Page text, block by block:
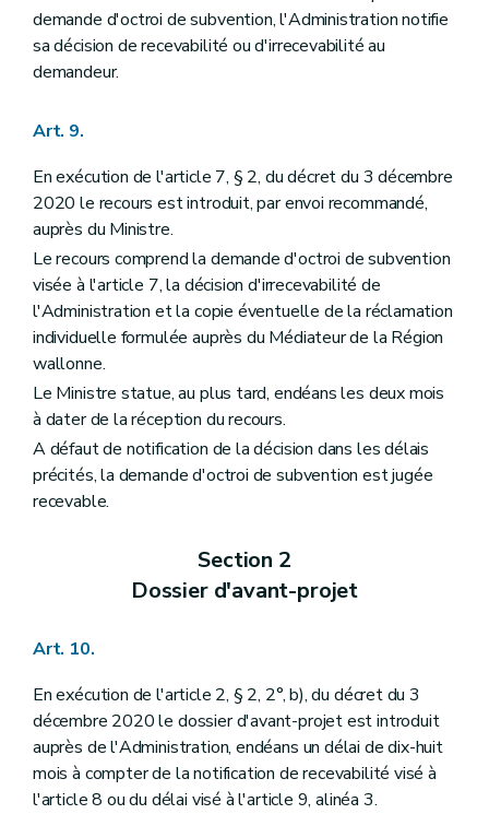
demande d'octroi de subvention, l'Administration notifie
sa décision de recevabilité ou d'irrecevabilité au
demandeur.
Art. 9.
En exécution de l'article 7, § 2, du décret du 3 décembre
2020 le recours est introduit, par envoi recommandé,
auprès du Ministre.
Le recours comprend la demande d'octroi de subvention
visée à l'article 7, la décision d'irrecevabilité de
l'Administration et la copie éventuelle de la réclamation
individuelle formulée auprès du Médiateur de la Région
wallonne.
Le Ministre statue, au plus tard, endéans les deux mois
à dater de la réception du recours.
A défaut de notification de la décision dans les délais
précités, la demande d'octroi de subvention est jugée
recevable.
Section 2
Dossier d'avant-projet
Art. 10.
En exécution de l'article 2, § 2, 2°, b), du décret du 3
décembre 2020 le dossier d'avant-projet est introduit
auprès de l'Administration, endéans un délai de dix-huit
mois à compter de la notification de recevabilité visé à
l'article 8 ou du délai visé à l'article 9, alinéa 3.